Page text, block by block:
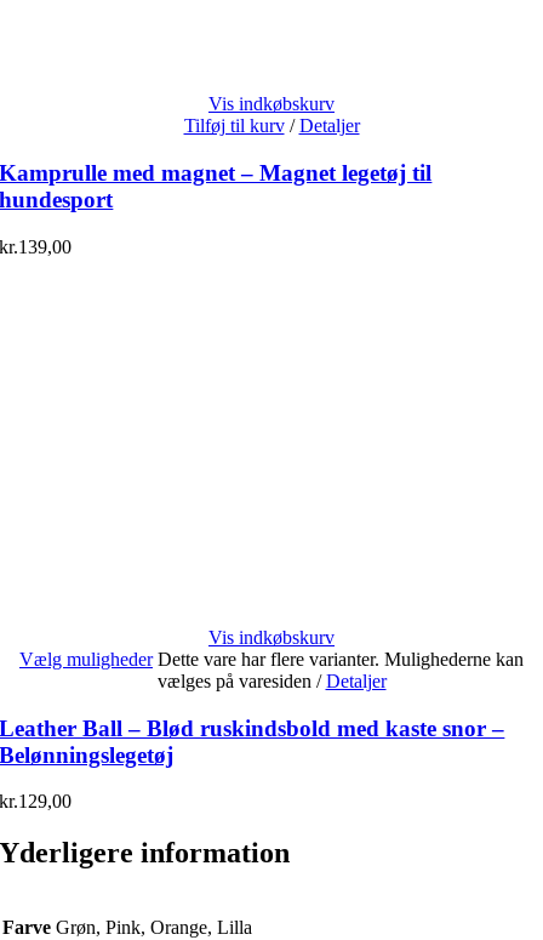
Vis indkøbskurv
Tilføj til kurv / Detaljer
Kamprulle med magnet – Magnet legetøj til
hundesport
kr.139,00
Vis indkøbskurv
Vælg muligheder Dette vare har flere varianter. Mulighederne kan
vælges på varesiden / Detaljer
Leather Ball – Blød ruskindsbold med kaste snor –
Belønningslegetøj
kr.129,00
Yderligere information
Farve Grøn, Pink, Orange, Lilla